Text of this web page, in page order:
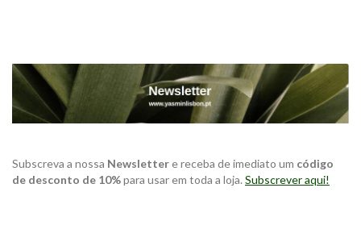
Subscreva a nossa Newslettere receba de imediato um código
de desconto de 10%para usar em toda a loja. Subscrever aqui!